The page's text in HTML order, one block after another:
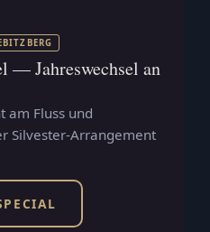
— Jahreswechsel an
am Fluss und
Silvester-Arrangement